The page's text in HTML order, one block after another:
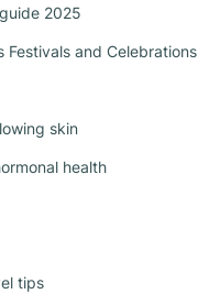
2025
Festivals and Celebrations
skin
health
tips